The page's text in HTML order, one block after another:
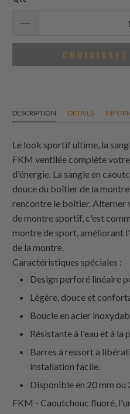
DESCRIPTION DÉTAILS
Le look sportif ultime, la
FKM ventilée complète
d'énergie. La sangle en
douce du boîtier de la
rencontre le boîtier. Alterner
de montre sportif, c'est
montre de sport, améliorant
de la montre.
Caractéristiques spéciales :
Design perforé linéaire
Légère, douce et
Boucle en acier
Résistante à l'eau et à la
Barres à ressort à
installation facile.
Disponible en 20 mm ou
FKM - Caoutchouc fluoré,